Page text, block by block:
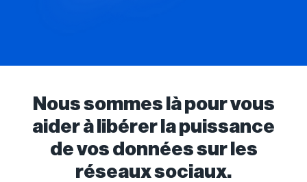
Nous sommes là pour vous
aider à libérer la puissance
de vos données sur les
réseaux sociaux.